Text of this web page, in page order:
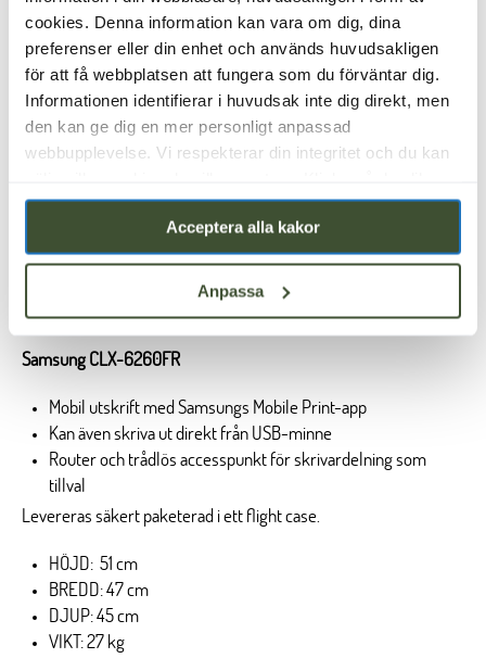
cookies. Denna information kan vara om dig, dina
preferenser eller din enhet och används huvudsakligen
för att få webbplatsen att fungera som du förväntar dig.
Informationen identifierar i huvudsak inte dig direkt, men
den kan ge dig en mer personligt anpassad
webbupplevelse. Vi respekterar din integritet och du kan
kategorirubrikerna för att ta reda på mer och ändra våra
standardinställningar. Observera att blockering av
cookies kan påverka din upplevelse av webbplatsen och
de tjänster vi erbjuder. Om du har besökt vår webbplats
alltid ta bort dessa genom att navigera till
sekretessinställningarna i din webbläsare.
Acceptera alla kakor
Anpassa
Samsung CLX-6260FR
Mobil utskrift med Samsungs Mobile Print-app
Kan även skriva ut direkt från USB-minne
Router och trådlös accesspunkt för skrivardelning som
tillval
Levereras säkert paketerad i ett flight case.
HÖJD: 51 cm
BREDD: 47 cm
DJUP: 45 cm
VIKT: 27 kg